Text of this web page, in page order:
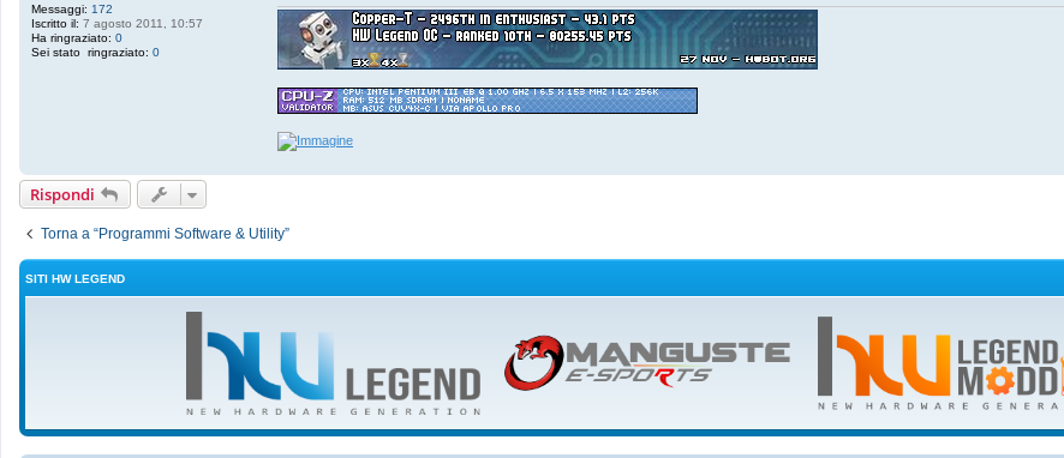
Messaggi: 172
Iscritto il: 7 agosto 2011, 10:57
Ha ringraziato: 0
Sei stato ringraziato: 0
Rispondi
Torna a “Programmi Software & Utility”
SITI HW LEGEND